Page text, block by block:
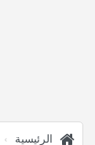
الرئيسية